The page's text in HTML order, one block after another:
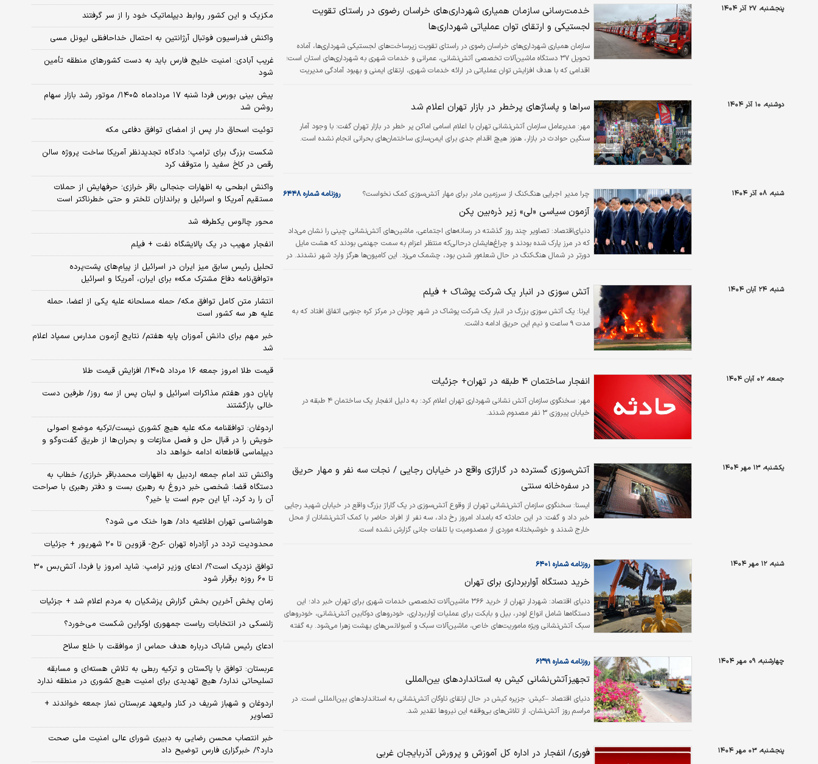
پنجشنبه، ۲۷ آذر ۱۴۰۴
خدمت‌رسانی سازمان همیاری شهرداری‌های خراسان رضوی در راستای تقویت
لجستیکی و ارتقای توان عملیاتی شهرداری‌ها
سازمان همیاری شهرداری‌های خراسان رضوی در راستای تقویت زیرساخت‌های لجستیکی شهرداری‌ها، آماده
تحویل ۳۷ دستگاه ماشین‌آلات تخصصی آتش‌نشانی، عمرانی و خدمات شهری به شهرداری‌های استان است؛
اقدامی که با هدف افزایش توان عملیاتی در ارائه خدمات شهری، ارتقای ایمنی و بهبود آمادگی مدیریت
دوشنبه، ۱۰ آذر ۱۴۰۴ سراها و پاساژهای پرخطر در بازار تهران اعلام شد
مهر: مدیرعامل سازمان آتش‌نشانی تهران با اعلام اسامی اماکن پر خطر در بازار تهران گفت: با وجود آمار
سنگین حوادث در بازار، هنوز هیچ اقدام جدی برای ایمن‌سازی ساختمان‌های بحرانی انجام نشده است.
شنبه، ۰۸ آذر ۱۴۰۴ چرا مدیر اجرایی هنگ‌کنگ از سرزمین مادر برای مهار آتش‌سوزی کمک نخواست؟ روزنامه شماره ۶۴۴۸
آزمون سیاسی «لی» زیر ذره‌بین پکن
دنیای‌اقتصاد: تصاویر چند روز گذشته در رسانه‌های اجتماعی، ماشین‌های آتش‌نشانی چینی را نشان می‌داد
که در مرز پارک شده بودند و چراغ‌هایشان درحالی‌که منتظر اعزام به سمت جهنمی بودند که هشت مایل
دورتر در شمال هنگ‌کنگ در حال شعله‌ور شدن بود، چشمک می‌زد. این کامیون‌ها هرگز وارد شهر نشدند. در
حال سوختن بود و در نهایت منجر…
شنبه، ۲۴ آبان ۱۴۰۴ آتش سوزی در انبار یک شرکت پوشاک + فیلم
ایرنا: یک آتش سوزی بزرگ در انبار یک شرکت پوشاک در شهر چونان در مرکز کره جنوبی اتفاق افتاد که به
مدت ۹ ساعت و نیم این حریق ادامه داشت.
جمعه، ۰۲ آبان ۱۴۰۴ انفجار ساختمان ۴ طبقه در تهران+ جزئیات
مهر:
سخنگوی سازمان آتش نشانی شهرداری تهران اعلام کرد: به دلیل انفجار یک ساختمان ۴ طبقه در
خیابان پیروزی ۳ نفر مصدوم شدند.
یکشنبه، ۱۳ مهر ۱۴۰۴
آتش‌سوزی گسترده در گاراژی واقع در خیابان رجایی / نجات سه نفر و مهار حریق
در سفره‌خانه سنتی
ايسنا: سخنگوی سازمان آتش‌نشانی تهران از وقوع آتش‌سوزی در یک گاراژ بزرگ واقع در خیابان شهید رجایی
خبر داد و گفت: در این حادثه که بامداد امروز رخ داد، سه نفر از افراد حاضر با کمک آتش‌نشانان از محل
خارج شدند و خوشبختانه موردی از مصدومیت یا تلفات جانی گزارش نشده است.
شنبه، ۱۲ مهر ۱۴۰۴ روزنامه شماره ۶۴۰۱
خرید دستگاه آواربرداری برای تهران
دنیای اقتصاد: شهردار تهران از خرید ۳۶۶ ماشین‌آلات تخصصی خدمات شهری برای تهران خبر داد؛ این
دستگاه‌ها شامل انواع لودر، بیل و بابکت برای عملیات آواربرداری، خودروهای دوکابین آتش‌نشانی، خودروهای
سبک آتش‌نشانی ویژه ماموریت‌های خاص، ماشین‌آلات سبک و آمبولانس‌های بهشت زهرا می‌شود. به گفته
مجموعه‌های…
چهارشنبه، ۰۹ مهر ۱۴۰۴ روزنامه شماره ۶۳۹۹
تجهیزآتش‌نشانی کیش به استانداردهای بین‌المللی
دنیای اقتصاد –کیش: جزیره کیش در حال ارتقای ناوگان آتش‌نشانی به استانداردهای بین‌المللی است. در
مراسم روز آتش‌نشان، از تلاش‌های بی‌وقفه این نیروها تقدیر شد.
پنجشنبه، ۰۳ مهر ۱۴۰۴ فوری/ انفجار در اداره کل آموزش و پرورش آذربایجان غربی
مکزیک و این کشور روابط دیپلماتیک خود را از سر گرفتند
واکنش فدراسیون فوتبال آرژانتین به احتمال خداحافظی لیونل مسی
غریب آبادی: امنیت خلیج فارس باید به دست کشورهای منطقه تأمین
شود
پیش بینی بورس فردا شنبه ۱۷ مردادماه ۱۴۰۵/ موتور رشد بازار سهام
روشن شد
توئیت اسحاق دار پس از امضای توافق دفاعی مکه
شکست بزرگ برای ترامپ؛ دادگاه تجدیدنظر آمریکا ساخت پروژه سالن
رقص در کاخ سفید را متوقف کرد
واکنش ابطحی به اظهارات جنجالی باقر خرازی؛ حرفهایش از حملات
مستقیم آمریکا و اسرائیل و براندازان تلختر و حتی خطرناکتر است
محور چالوس یکطرفه شد
انفجار مهیب در یک پالایشگاه نفت + فیلم
تحلیل رئیس سابق میز ایران در اسرائیل از پیام‌های پشت‌پرده
«توافق‌نامه دفاع مشترک مکه» برای ایران، آمریکا و اسرائیل
انتشار متن کامل توافق مکه/ حمله مسلحانه علیه یکی از اعضا، حمله
علیه هر سه کشور است
خبر مهم برای دانش آموزان پایه هفتم/ نتایج آزمون مدارس سمپاد اعلام
شد
قیمت طلا امروز جمعه ۱۶ مرداد ۱۴۰۵/ افزایش قیمت طلا
پایان دور هفتم مذاکرات اسرائیل و لبنان پس از سه روز/ طرفین دست
خالی بازگشتند
اردوغان: توافقنامه مکه علیه هیچ کشوری نیست/ترکیه موضع اصولی
خویش را در قبال حل و فصل منازعات و بحران‌ها از طریق گفت‌وگو و
دیپلماسی قاطعانه ادامه خواهد داد
واکنش تند امام جمعه اردبیل به اظهارات محمدباقر خرازی/ خطاب به
دستگاه قضا: شخصی خبر دروغ به رهبری بست و دفتر رهبری با صراحت
آن را رد کرد، آیا این جرم است یا خیر؟
هواشناسی تهران اطلاعیه داد/ هوا خنک می شود؟
محدودیت تردد در آزادراه تهران -کرج- قزوین تا ۲۰ شهریور + جزئیات
توافق نزدیک است؟/ ادعای وزیر ترامپ: شاید امروز یا فردا، آتش‌بس ۳۰
تا ۶۰ روزه برقرار شود
زمان پخش آخرین بخش گزارش پزشکیان به مردم اعلام شد + جزئیات
زلنسکی در انتخابات ریاست جمهوری اوکراین شکست می‌خورد؟
ادعای رئیس شاباک درباره هدف حماس از موافقت با خلع سلاح
عربستان: توافق با پاکستان و ترکیه ربطی به تلاش هسته‌ای و مسابقه
تسلیحاتی ندارد/ هیچ تهدیدی برای امنیت هیچ کشوری در منطقه ندارد
اردوغان و شهباز شریف در کنار ولیعهد عربستان نماز جمعه خواندند +
تصاویر
خبر انتصاب محسن رضایی به دبیری شورای عالی امنیت ملی صحت
دارد؟/ خبرگزاری فارس توضیح داد